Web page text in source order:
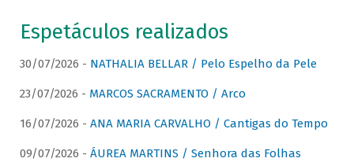
Espetáculos realizados
30/07/2026 - NATHALIA BELLAR / Pelo Espelho da Pele
23/07/2026 - MARCOS SACRAMENTO / Arco
16/07/2026 - ANA MARIA CARVALHO / Cantigas do Tempo
09/07/2026 - ÁUREA MARTINS / Senhora das Folhas